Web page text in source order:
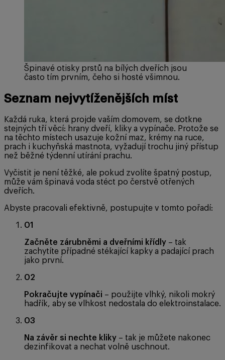
Špinavé otisky prstů na bílých dveřích jsou
často tím prvním, čeho si hosté všimnou.
Seznam nejvytíženějších míst
Každá ruka, která projde vaším domovem, se dotkne
stejných tří věcí: hrany dveří, kliky a vypínače. Protože se
na těchto místech usazuje kožní maz, krémy na ruce,
prach i kuchyňská mastnota, vyžadují trochu jiný přístup
než běžné týdenní utírání prachu.
Vyčistit je není těžké, ale pokud zvolíte špatný postup,
může vám špinavá voda stéct po čerstvě otřených
dveřích.
Abyste pracovali efektivně, postupujte v tomto pořadí:
01
Začněte zárubněmi a dveřními křídly – tak
zachytíte případné stékající kapky a padající prach
jako první.
02
Pokračujte vypínači – použijte vlhký, nikoli mokrý
hadřík, aby se vlhkost nedostala do elektroinstalace.
03
Na závěr si nechte kliky – tak je můžete nakonec
dezinfikovat a nechat volně uschnout.